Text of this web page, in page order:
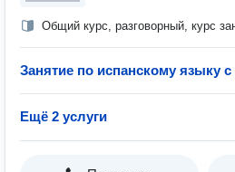
Общий курс, разговорный, курс
Занятие по испанскому языку
Ещё 2 услуги